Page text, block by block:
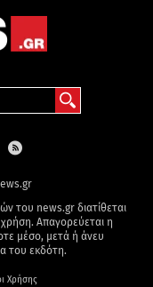
του news.gr διατίθεται
Απαγορεύεται η
μέσο, μετά ή άνευ
του εκδότη.
Χρήσης